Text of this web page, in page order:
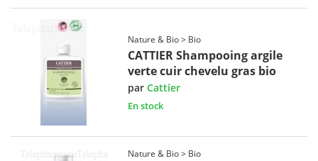
Nature & Bio > Bio
CATTIER Shampooing argile
verte cuir chevelu gras bio
parCattier
En stock
Nature & Bio > Bio